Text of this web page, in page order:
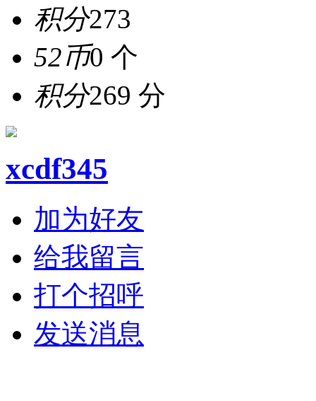
积分273
52币0 个
积分269 分
xcdf345
加为好友
给我留言
打个招呼
发送消息